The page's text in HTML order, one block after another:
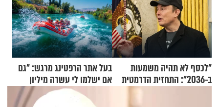
"לכסף לא תהיה משמעות
ב-2036": התחזית הדרמטית
של אילון מאסק על עתיד
בעל אתר הרפטינג מרגש: "גם
אם ישלמו לי עשרה מיליון
שקלים - לא אפתח בשבת"